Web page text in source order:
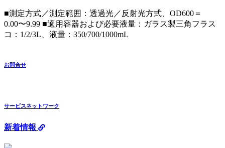
■測定方式／測定範囲：透過光／反射光方式、OD600＝
0.00〜9.99 ■適用容器および必要液量：ガラス製三角フラス
コ：1/2/3L、液量：350/700/1000mL
お問合せ
サービスネットワーク
新着情報